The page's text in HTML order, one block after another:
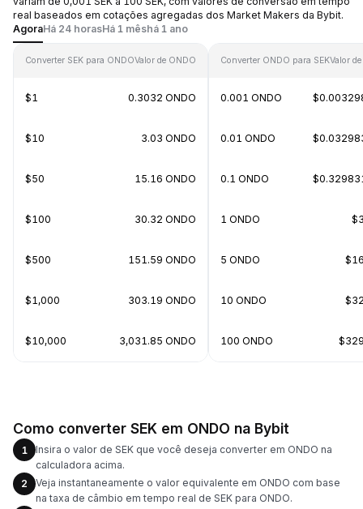
real baseados em cotações agregadas dos Market Makers da Bybit.
AgoraHá 24 horasHá 1 mêshá 1 ano
Converter SEK para ONDOValor de ONDO
$1 0.3032 ONDO
$10 3.03 ONDO
$50 15.16 ONDO
$100 30.32 ONDO
$500 151.59 ONDO
$1,000 303.19 ONDO
$10,000 3,031.85 ONDO
Converter ONDO para SEKValor de
0.001 ONDO
0.01 ONDO
0.1 ONDO
1 ONDO
5 ONDO
10 ONDO
100 ONDO
Como converter SEK em ONDO na Bybit
1
Insira o valor de SEK que você deseja converter em ONDO na
calculadora acima.
2
Veja instantaneamente o valor equivalente em ONDO com base
na taxa de câmbio em tempo real de SEK para ONDO.